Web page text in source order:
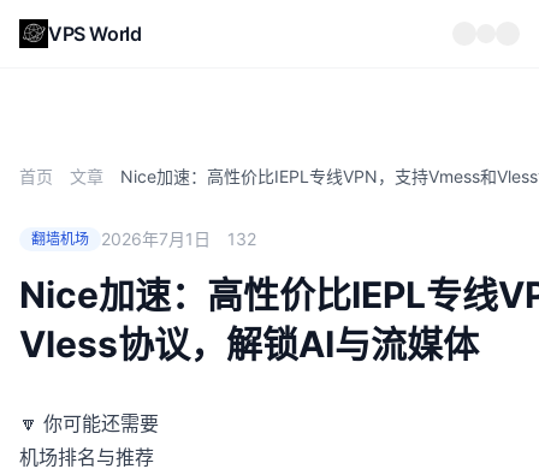
VPS World
首页 文章 Nice加速：高性价比IEPL专线VPN，支持Vmess和
翻墙机场 2026年7月1日 132
Nice加速：高性价比IEPL专线
Vless协议，解锁AI与流媒体
🔽 你可能还需要
机场排名与推荐